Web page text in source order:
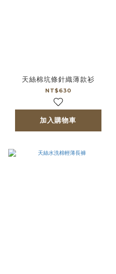
天絲棉坑條針織薄款衫
NT$630
加入購物車